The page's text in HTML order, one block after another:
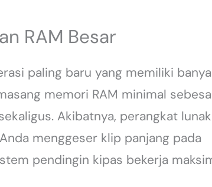
RAM Besar
paling baru yang memiliki
memori RAM minimal
Akibatnya, perangkat lunak
menggeser klip panjang pada
pendingin kipas bekerja